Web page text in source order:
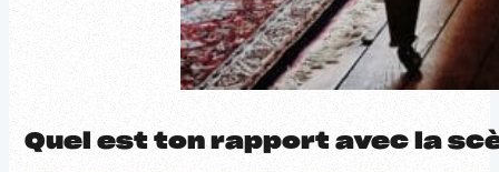
Quel est ton rapport avec la